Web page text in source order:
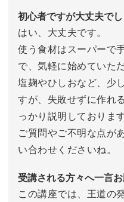
初心者ですが大丈夫で
はい、大丈夫です。
使う食材はスーパーで
で、気軽に始めていた
塩麹やひしおなど、少
すが、失敗せずに作れ
っかり説明しております
ご質問やご不明な点が
い合わせくださいね。
受講される方々へ一言
この講座では、王道の